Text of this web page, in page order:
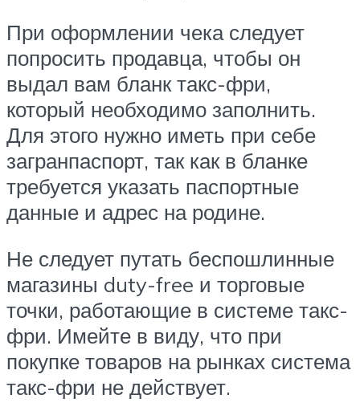
При оформлении чека следует
попросить продавца, чтобы он
выдал вам бланк такс-фри,
который необходимо заполнить.
Для этого нужно иметь при себе
загранпаспорт, так как в бланке
требуется указать паспортные
данные и адрес на родине.
Не следует путать беспошлинные
магазины duty-free и торговые
точки, работающие в системе такс-
фри. Имейте в виду, что при
покупке товаров на рынках система
такс-фри не действует.